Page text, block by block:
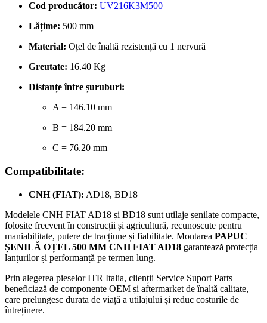
Cod producător: UV216K3M500
Lățime: 500 mm
Material: Oțel de înaltă rezistență cu 1 nervură
Greutate: 16.40 Kg
Distanțe între șuruburi:
A = 146.10 mm
B = 184.20 mm
C = 76.20 mm
Compatibilitate:
CNH (FIAT): AD18, BD18
Modelele CNH FIAT AD18 și BD18 sunt utilaje șenilate compacte,
folosite frecvent în construcții și agricultură, recunoscute pentru
maniabilitate, putere de tracțiune și fiabilitate. Montarea PAPUC
ȘENILĂ OȚEL 500 MM CNH FIAT AD18 garantează protecția
lanțurilor și performanță pe termen lung.
Prin alegerea pieselor ITR Italia, clienții Service Suport Parts
beneficiază de componente OEM și aftermarket de înaltă calitate,
care prelungesc durata de viață a utilajului și reduc costurile de
întreținere.